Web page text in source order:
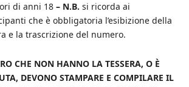
di anni 18 – N.B. si ricorda ai
che è obbligatoria l’esibizione della
e la trascrizione del numero.
CHE NON HANNO LA TESSERA, O È
DEVONO STAMPARE E COMPILARE IL